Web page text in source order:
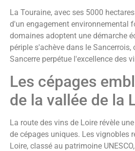
La Touraine, avec ses 5000
d'un engagement environnemental
domaines adoptent une démarche
périple s'achève dans le Sancerrois,
Sancerre perpétue l'excellence des
Les cépages
de la vallée de la
La route des vins de Loire révèle
de cépages uniques. Les vignobles
Loire, classé au patrimoine